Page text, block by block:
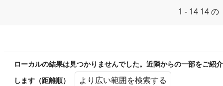
1 - 14 14 の
ローカルの結果は見つかりませんでした。近隣からの一部をご紹介
します（距離順）
より広い範囲を検索する